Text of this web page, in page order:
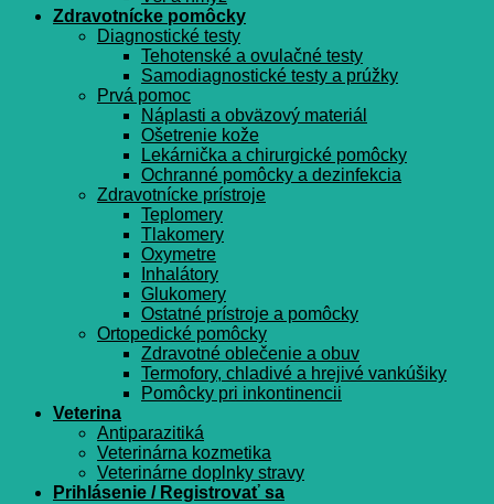
Zdravotnícke pomôcky
Diagnostické testy
Tehotenské a ovulačné testy
Samodiagnostické testy a prúžky
Prvá pomoc
Náplasti a obväzový materiál
Ošetrenie kože
Lekárnička a chirurgické pomôcky
Ochranné pomôcky a dezinfekcia
Zdravotnícke prístroje
Teplomery
Tlakomery
Oxymetre
Inhalátory
Glukomery
Ostatné prístroje a pomôcky
Ortopedické pomôcky
Zdravotné oblečenie a obuv
Termofory, chladivé a hrejivé vankúšiky
Pomôcky pri inkontinencii
Veterina
Antiparazitiká
Veterinárna kozmetika
Veterinárne doplnky stravy
Prihlásenie / Registrovať sa